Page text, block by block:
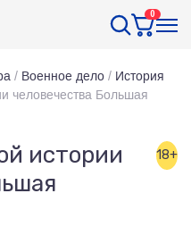
0
/ Военное дело / История
человечества Большая
истории
18+